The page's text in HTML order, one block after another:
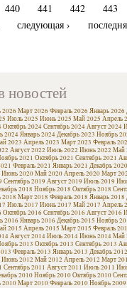
440 441 442
443
следующая ›
новостей
2026 Март 2026 Февраль 2026 Январь 2026
Июль 2025 Июнь 2025 Май 2025 Апрель
Октябрь 2024Сентябрь 2024Август 2024
2024Январь 2024Декабрь 2023 Ноябрь
2023 Апрель 2023 Март 2023 Февраль
Август 2022 Июль 2022 Июнь 2022 Май
2021 Октябрь 2021 Сентябрь 2021
Февраль 2021 Январь 2021 Декабрь 2020
Июнь 2020Май 2020Апрель 2020Март
Сентябрь 2019 Август 2019 Июль 2019
2018 Ноябрь 2018 Октябрь 2018
2018 Март 2018 Февраль 2018 Январь 2018
Июль 2017 Июнь 2017 Май 2017 Апрель
Октябрь 2016 Сентябрь 2016 Август 2016
2016 Январь 2016 Декабрь 2015 Ноябрь
2015 Апрель 2015 Март 2015 Февраль
Август 2014Июль 2014Июнь 2014Май
2013 Октябрь 2013 Сентябрь 2013
Февраль 2013 Январь 2013 Декабрь 2012
Июнь 2012 Май 2012 Апрель 2012 Март
Сентябрь 2011 Август 2011 Июль 2011
2010Ноябрь 2010Октябрь 2010
2010Март 2010Февраль 2010Ноябрь 2009